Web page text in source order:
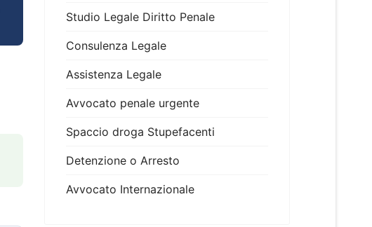
Studio Legale Diritto Penale
Consulenza Legale
Assistenza Legale
Avvocato penale urgente
Spaccio droga Stupefacenti
Detenzione o Arresto
Avvocato Internazionale